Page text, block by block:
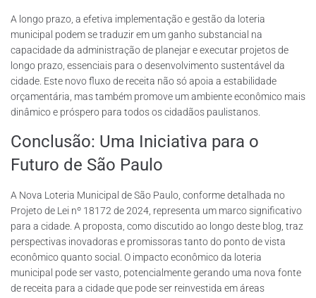
A longo prazo, a efetiva implementação e gestão da loteria
municipal podem se traduzir em um ganho substancial na
capacidade da administração de planejar e executar projetos de
longo prazo, essenciais para o desenvolvimento sustentável da
cidade. Este novo fluxo de receita não só apoia a estabilidade
orçamentária, mas também promove um ambiente econômico mais
dinâmico e próspero para todos os cidadãos paulistanos.
Conclusão: Uma Iniciativa para o
Futuro de São Paulo
A Nova Loteria Municipal de São Paulo, conforme detalhada no
Projeto de Lei nº 18172 de 2024, representa um marco significativo
para a cidade. A proposta, como discutido ao longo deste blog, traz
perspectivas inovadoras e promissoras tanto do ponto de vista
econômico quanto social. O impacto econômico da loteria
municipal pode ser vasto, potencialmente gerando uma nova fonte
de receita para a cidade que pode ser reinvestida em áreas